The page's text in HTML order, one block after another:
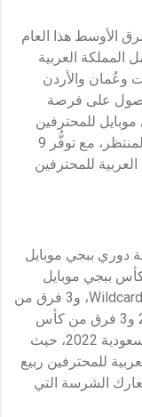
الأوسط هذا العام
المملكة العربية
وعُمان والأردن
على فرصة
للمحترفين
في الشرق الأوسط وإفريقيا موسم الربيع المنتظر، مع توفُّر 9
للمحترفين
من بطولة دوري ببجي موبايل
وفريقان من كأس ببجي موبايل
المحلي في الشرق الأوسط وإفريقيا 2022 Wildcard، و3 فرق من
كأس ببجي موبايل المحلي في العراق 2022 و3 فرق من كأس
ببجي موبايل المحلي في المملكة العربية السعودية 2022، حيث
للمحترفين ربيع
الشرسة التي